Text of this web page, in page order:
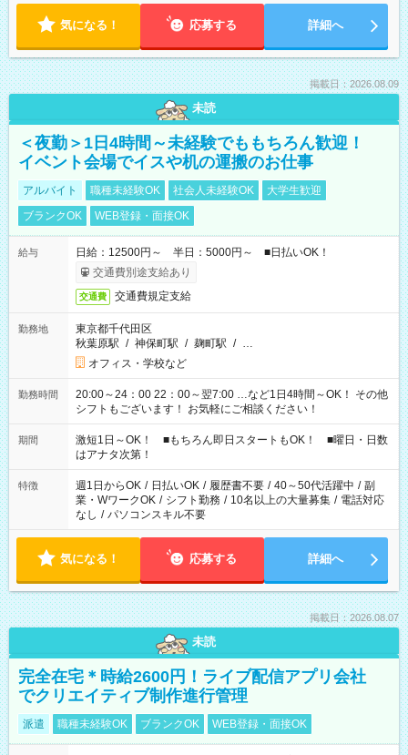
気になる！ 応募する 詳細へ
掲載日：2026.08.09
未読
＜夜勤＞1日4時間～未経験でももちろん歓迎！
イベント会場でイスや机の運搬のお仕事
アルバイト 職種未経験OK 社会人未経験OK
大学生歓迎
ブランクOK
WEB登録・面接OK
給与
日給：12500円～ 半日：5000円～ ■日払いOK！
交通費別途支給あり
交通費 交通費規定支給
勤務地
東京都千代田区
秋葉原駅 / 神保町駅 / 麹町駅 / …
オフィス・学校など
勤務時間
20:00～24：00 22：00～翌7:00 …など1日4時間～OK！ その他
シフトもございます！ お気軽にご相談ください！
期間
激短1日～OK！ ■もちろん即日スタートもOK！ ■曜日・日数
はアナタ次第！
特徴 週1日からOK / 日払いOK / 履歴書不要 / 40～50代活躍中 / 副
業・WワークOK / シフト勤務 / 10名以上の大量募集 / 電話対応
なし / パソコンスキル不要
気になる！ 応募する 詳細へ
掲載日：2026.08.07
未読
完全在宅＊時給2600円！ライブ配信アプリ会社
でクリエイティブ制作進行管理
派遣 職種未経験OK ブランクOK WEB登録・面接OK